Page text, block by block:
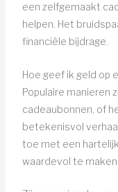
een zelfgemaakt
helpen. Het
financiële bijdrage.
Hoe geef ik geld op
Populaire manieren
cadeaubonnen, of
betekenisvol
toe met een
waardevol te maken.